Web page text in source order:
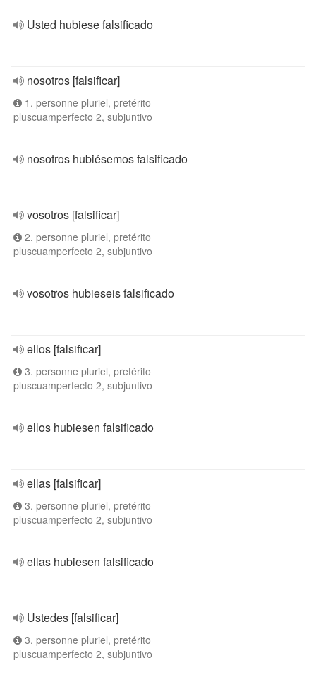
Usted hubiese falsificado
nosotros [falsificar]
1. personne pluriel, pretérito
pluscuamperfecto 2, subjuntivo
nosotros hubiésemos falsificado
vosotros [falsificar]
2. personne pluriel, pretérito
pluscuamperfecto 2, subjuntivo
vosotros hubieseis falsificado
ellos [falsificar]
3. personne pluriel, pretérito
pluscuamperfecto 2, subjuntivo
ellos hubiesen falsificado
ellas [falsificar]
3. personne pluriel, pretérito
pluscuamperfecto 2, subjuntivo
ellas hubiesen falsificado
Ustedes [falsificar]
3. personne pluriel, pretérito
pluscuamperfecto 2, subjuntivo